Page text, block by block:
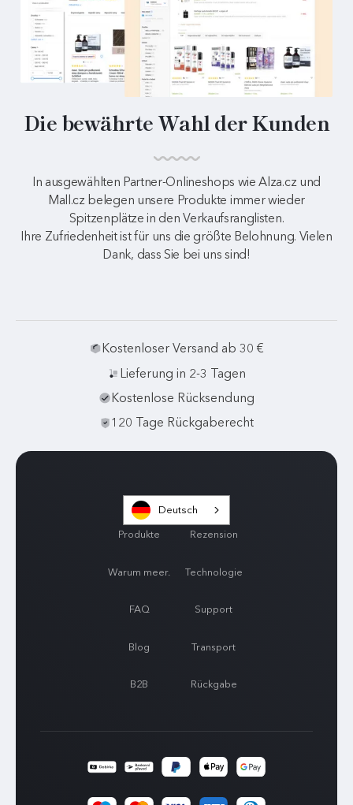
Die bewährte Wahl der Kunden
In ausgewählten Partner-Onlineshops wie Alza.cz und
Mall.cz belegen unsere Produkte immer wieder
Spitzenplätze in den Verkaufsranglisten.
Ihre Zufriedenheit ist für uns die größte Belohnung. Vielen
Dank, dass Sie bei uns sind!
Kostenloser Versand ab 30 €
Lieferung in 2-3 Tagen
Kostenlose Rücksendung
120 Tage Rückgaberecht
Produkte Rezension
Warum meer. Technologie
FAQ Support
Blog Transport
B2B Rückgabe
Deutsch